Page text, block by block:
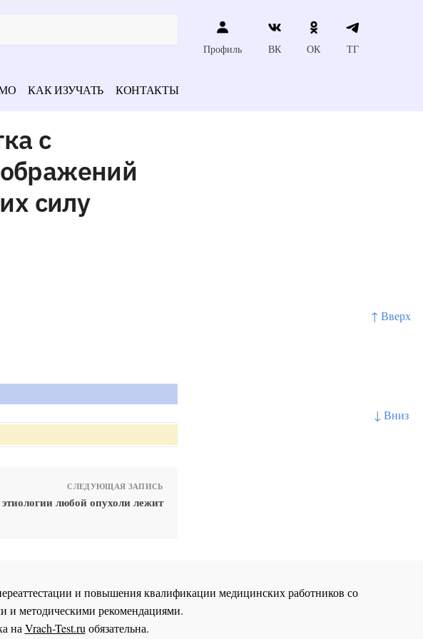
↑ Вверх
↓ Вниз
Профиль ВК ОК ТГ
КАК ИЗУЧАТЬ КОНТАКТЫ
с
силу
СЛЕДУЮЩАЯ ЗАПИСЬ
любой опухоли лежит
и повышения квалификации медицинских работников со
и методическими рекомендациями.
наVrach-Test.ruобязательна.